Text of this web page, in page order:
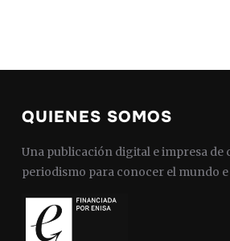
QUIENES SOMOS
Una publicación digital e impresa de
periodismo para conocer el mundo e